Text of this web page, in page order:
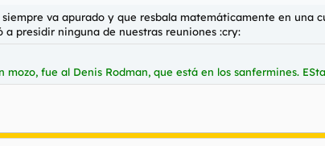
va apurado y que resbala matemáticamente en una
presidir ninguna de nuestras reuniones :cry:
fue al Denis Rodman, que está en los sanfermines.